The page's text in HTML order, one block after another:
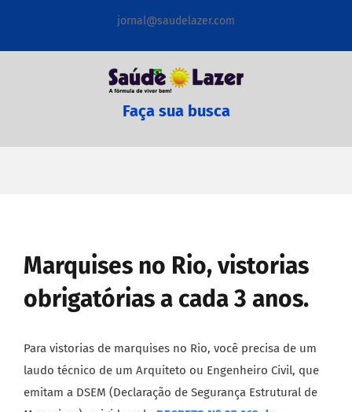
o
jornal@saudelazer.com
Faça sua busca
Marquises no Rio, vistorias
obrigatórias a cada 3 anos.
Para vistorias de marquises no Rio, você precisa de um
laudo técnico de um Arquiteto ou Engenheiro Civil, que
emitam a DSEM (Declaração de Segurança Estrutural de